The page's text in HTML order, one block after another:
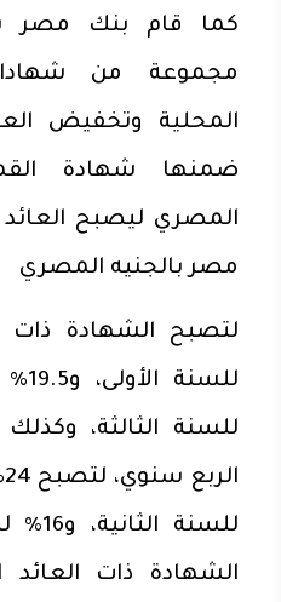
كما قام بنك مصر
مجموعة من
ضمنها شهادة القمة
مصر بالجنيه المصري
للسنة الثالثة،
للسنة